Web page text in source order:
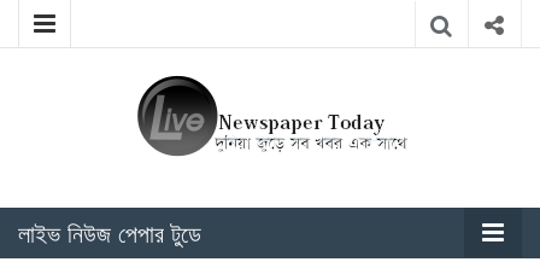
লাইভ নিউজ পেপার টুডে